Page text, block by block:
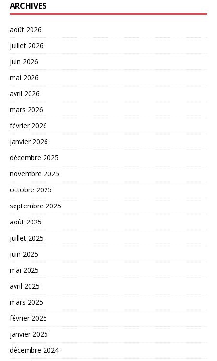
ARCHIVES
août 2026
juillet 2026
juin 2026
mai 2026
avril 2026
mars 2026
février 2026
janvier 2026
décembre 2025
novembre 2025
octobre 2025
septembre 2025
août 2025
juillet 2025
juin 2025
mai 2025
avril 2025
mars 2025
février 2025
janvier 2025
décembre 2024